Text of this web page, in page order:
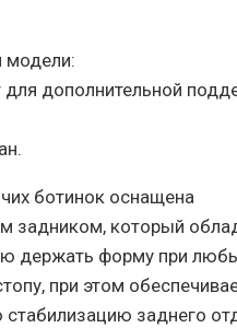
модели:
для дополнительной
ботинок оснащена
задником, который
держать форму при
при этом
стабилизацию заднего